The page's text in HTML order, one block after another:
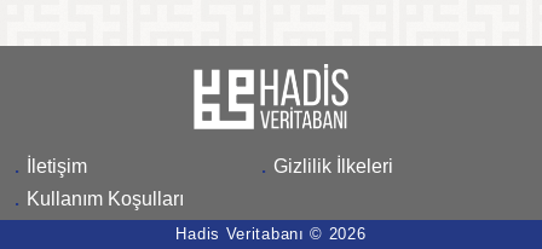
. İletişim . Gizlilik İlkeleri
. Kullanım Koşulları
Hadis Veritabanı © 2026